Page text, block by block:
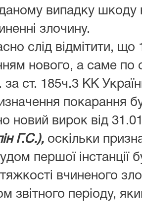
випадку шкоду
злочину.
відмітити, що
нового, а саме по
за ст. 185ч.3 КК
покарання
новий вирок від
Г.С.), оскільки
першої інстанції
вчиненого
періоду,